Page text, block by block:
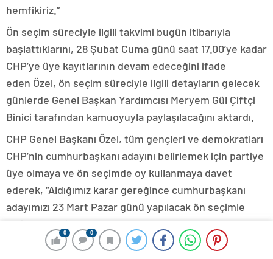
0 0
hemfikiriz.”
Ön seçim süreciyle ilgili takvimi bugün itibarıyla
başlattıklarını, 28 Şubat Cuma günü saat 17.00’ye kadar
CHP’ye üye kayıtlarının devam edeceğini ifade
eden Özel, ön seçim süreciyle ilgili detayların gelecek
günlerde Genel Başkan Yardımcısı Meryem Gül Çiftçi
Binici tarafından kamuoyuyla paylaşılacağını aktardı.
CHP Genel Başkanı Özel, tüm gençleri ve demokratları
CHP’nin cumhurbaşkanı adayını belirlemek için partiye
üye olmaya ve ön seçimde oy kullanmaya davet
ederek, “Aldığımız karar gereğince cumhurbaşkanı
adayımızı 23 Mart Pazar günü yapılacak ön seçimle
belirleyeceğiz. Hayırlı uğurlu olsun.”
Özel, CHP’yi yenmenin tek yolunun sandıktan geçtiğini